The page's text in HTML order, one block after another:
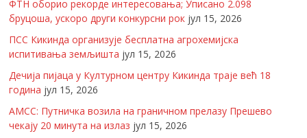
ФТН оборио рекорде интересовања; Уписано 2.098
бруцоша, ускоро други конкурсни рок јул 15, 2026
ПСС Кикинда организује бесплатна агрохемијска
испитивања земљишта јул 15, 2026
Дечија пијаца у Културном центру Кикинда траје већ 18
година јул 15, 2026
АМСС: Путничка возила на граничном прелазу Прешево
чекају 20 минута на излаз јул 15, 2026